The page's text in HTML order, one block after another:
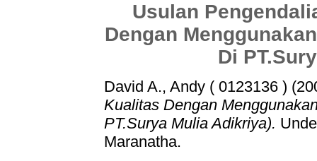
Usulan
Dengan
Di
David A., Andy ( 0123136 )
Kualitas Dengan
PT.Surya Mulia Adikriya).
Maranatha.